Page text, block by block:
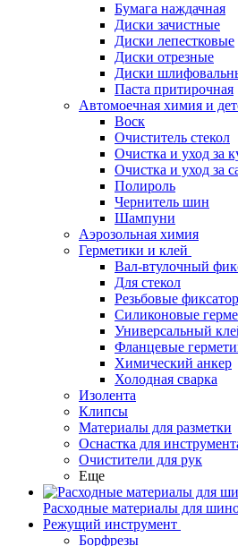
Бумага наждачная
Диски зачистные
Диски лепестковые
Диски отрезные
Диски
Паста притирочная
Автомоечная химия и
Воск
Очиститель стекол
Очистка и уход за
Очистка и уход за
Полироль
Чернитель шин
Шампуни
Аэрозольная химия
Герметики и клей
Вал-втулочный
Для стекол
Резьбовые
Силиконовые
Универсальный
Фланцевые
Химический анкер
Холодная сварка
Изолента
Клипсы
Материалы для разметки
Оснастка для
Очистители для рук
Еще
Расходные материалы для
Режущий инструмент
Борфрезы